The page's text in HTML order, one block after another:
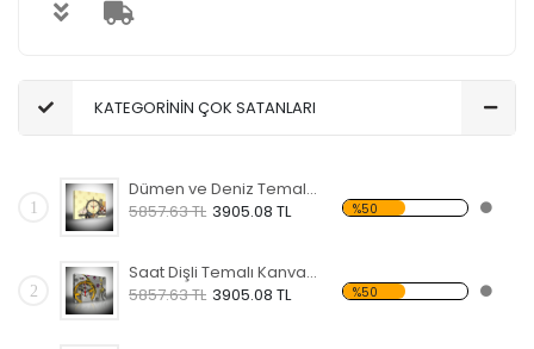
KATEGORİNİN ÇOK SATANLARI
1
Dümen ve Deniz Temalı Kanvas Saat
5857.63 TL 3905.08 TL %50
2
Saat Dişli Temalı Kanvas Saat
5857.63 TL 3905.08 TL %50